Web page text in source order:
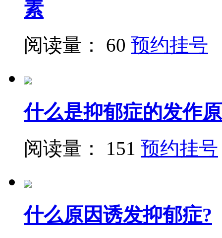
素
阅读量： 60 预约挂号
什么是抑郁症的发作
阅读量： 151 预约挂号
什么原因诱发抑郁症?